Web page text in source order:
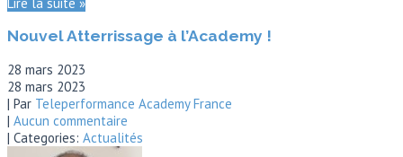
Nouvel Atterrissage à l’Academy !
28 mars 2023
28 mars 2023
| Par Teleperformance Academy France
| Aucun commentaire
| Categories: Actualités